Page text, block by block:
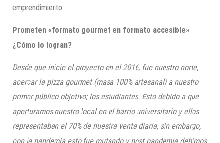
emprendimiento.
Prometen «formato gourmet en formato accesible»
¿Cómo lo logran?
Desde que inicie el proyecto en el 2016, fue nuestro norte,
acercar la pizza gourmet (masa 100% artesanal) a nuestro
primer público objetivo; los estudiantes. Esto debido a que
aperturamosnuestro local en el barrio universitario y ellos
representaban el 70% de nuestra venta diaria, sin embargo,
con la pandemia esto fue mutando y post pandemia debimos